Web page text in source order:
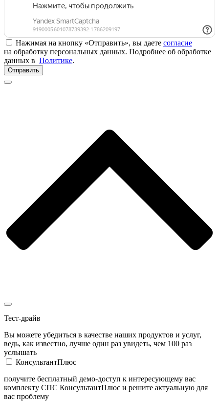
Нажимая на кнопку «Отправить», вы даете согласие
на обработку персональных данных. Подробнее об обработке
данных в Политике.
Отправить
Тест-драйв
Вы можете убедиться в качестве наших продуктов и услуг,
ведь, как известно, лучше один раз увидеть, чем 100 раз
услышать
КонсультантПлюс
получите бесплатный демо-доступ к интересующему вас
комплекту СПС КонсультантПлюс и решите актуальную для
вас проблему